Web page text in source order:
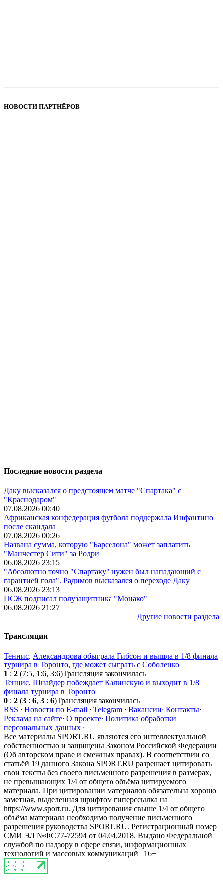
НОВОСТИ ПАРТНЁРОВ
Последние новости раздела
Даку высказался о предстоящем матче "Спартака" с
"Краснодаром"
07.08.2026 00:40
Африканская конфедерация футбола поддержала Инфантино
после скандала
07.08.2026 00:26
Названа сумма, которую "Барселона" может заплатить
"Манчестер Сити" за Родри
06.08.2026 23:15
"Абсолютно точно "Спартаку" нужен был нападающий с
гарантией гола". Радимов высказался о переходе Даку
06.08.2026 23:13
ПСЖ подписал полузащитника "Монако"
06.08.2026 21:27
Другие новости раздела
Трансляции
Теннис. Александрова обыграла Гибсон и вышла в 1/8 финала
турнира в Торонто, где может сыграть с Соболенко
1 : 2 (7:5, 1:6, 3:6)Трансляция закончилась
Теннис. Шнайдер побеждает Калинскую и выходит в 1/8
финала турнира в Торонто
0 : 2 (3 : 6, 3 : 6)Трансляция закончилась
RSS · Новости по E-mail · Telegram · Вакансии· Контакты·
Реклама на сайте· О проекте· Политика обработки
персональных данных ·
Все материалы SPORT.RU являются его интеллектуальной
собственностью и защищены Законом Российской Федерации
(Об авторском праве и смежных правах). В соответствии со
статьёй 19 данного Закона SPORT.RU разрешает цитировать
свои тексты без своего письменного разрешения в размерах,
не превышающих 1/4 от общего объёма цитируемого
материала. При цитировании материалов обязательна хорошо
заметная, выделенная шрифтом гиперссылка на
https://www.sport.ru. Для цитирования свыше 1/4 от общего
объёма материала необходимо получение письменного
разрешения руководства SPORT.RU. Регистрационный номер
СМИ ЭЛ №ФС77-72594 от 04.04.2018. Выдано Федеральной
службой по надзору в сфере связи, информационных
технологий и массовых коммуникаций | 16+